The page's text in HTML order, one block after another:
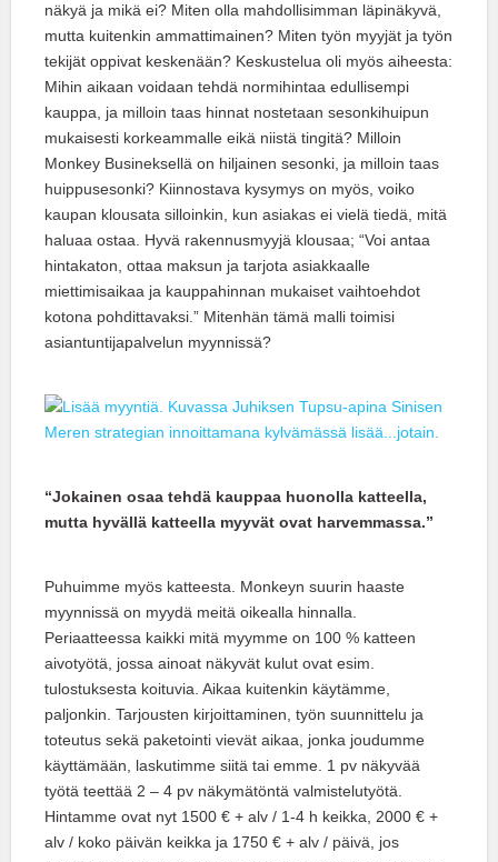
näkyä ja mikä ei? Miten olla mahdollisimman läpinäkyvä,
mutta kuitenkin ammattimainen? Miten työn myyjät ja työn
tekijät oppivat keskenään? Keskustelua oli myös aiheesta:
Mihin aikaan voidaan tehdä normihintaa edullisempi
kauppa, ja milloin taas hinnat nostetaan sesonkihuipun
mukaisesti korkeammalle eikä niistä tingitä? Milloin
Monkey Busineksellä on hiljainen sesonki, ja milloin taas
huippusesonki? Kiinnostava kysymys on myös, voiko
kaupan klousata silloinkin, kun asiakas ei vielä tiedä, mitä
haluaa ostaa. Hyvä rakennusmyyjä klousaa; “Voi antaa
hintakaton, ottaa maksun ja tarjota asiakkaalle
miettimisaikaa ja kauppahinnan mukaiset vaihtoehdot
kotona pohdittavaksi.” Mitenhän tämä malli toimisi
asiantuntijapalvelun myynnissä?
“Jokainen osaa tehdä kauppaa huonolla katteella,
mutta hyvällä katteella myyvät ovat harvemmassa.”
Puhuimme myös katteesta. Monkeyn suurin haaste
myynnissä on myydä meitä oikealla hinnalla.
Periaatteessa kaikki mitä myymme on 100 % katteen
aivotyötä, jossa ainoat näkyvät kulut ovat esim.
tulostuksesta koituvia. Aikaa kuitenkin käytämme,
paljonkin. Tarjousten kirjoittaminen, työn suunnittelu ja
toteutus sekä paketointi vievät aikaa, jonka joudumme
käyttämään, laskutimme siitä tai emme. 1 pv näkyvää
työtä teettää 2 – 4 pv näkymätöntä valmistelutyötä.
Hintamme ovat nyt 1500 € + alv / 1-4 h keikka, 2000 € +
alv / koko päivän keikka ja 1750 € + alv / päivä, jos